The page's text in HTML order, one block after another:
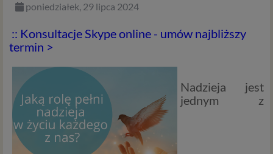
poniedziałek, 29 lipca 2024
:: Konsultacje Skype online - umów najbliższy
termin >
Nadzieja jest
jednym z